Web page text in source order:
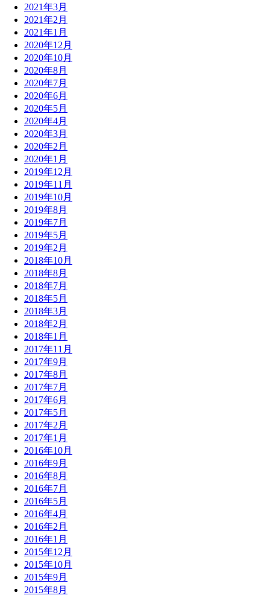
2021年3月
2021年2月
2021年1月
2020年12月
2020年10月
2020年8月
2020年7月
2020年6月
2020年5月
2020年4月
2020年3月
2020年2月
2020年1月
2019年12月
2019年11月
2019年10月
2019年8月
2019年7月
2019年5月
2019年2月
2018年10月
2018年8月
2018年7月
2018年5月
2018年3月
2018年2月
2018年1月
2017年11月
2017年9月
2017年8月
2017年7月
2017年6月
2017年5月
2017年2月
2017年1月
2016年10月
2016年9月
2016年8月
2016年7月
2016年5月
2016年4月
2016年2月
2016年1月
2015年12月
2015年10月
2015年9月
2015年8月